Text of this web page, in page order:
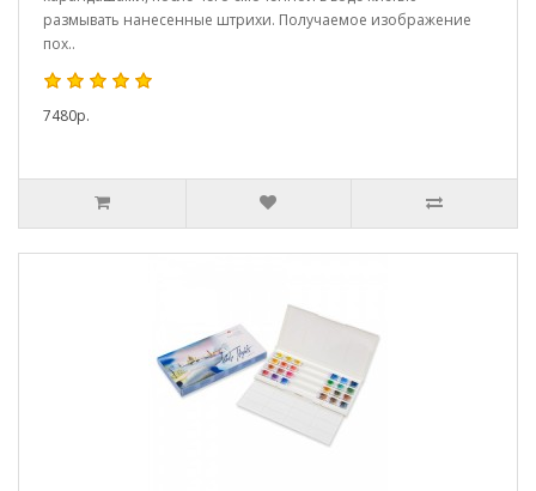
размывать нанесенные штрихи. Получаемое изображение
пох..
7480р.